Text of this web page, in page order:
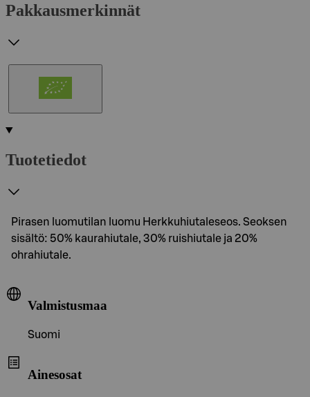
Pakkausmerkinnät
Tuotetiedot
Pirasen luomutilan luomu Herkkuhiutaleseos. Seoksen
sisältö: 50% kaurahiutale, 30% ruishiutale ja 20%
ohrahiutale.
Valmistusmaa
Suomi
Ainesosat